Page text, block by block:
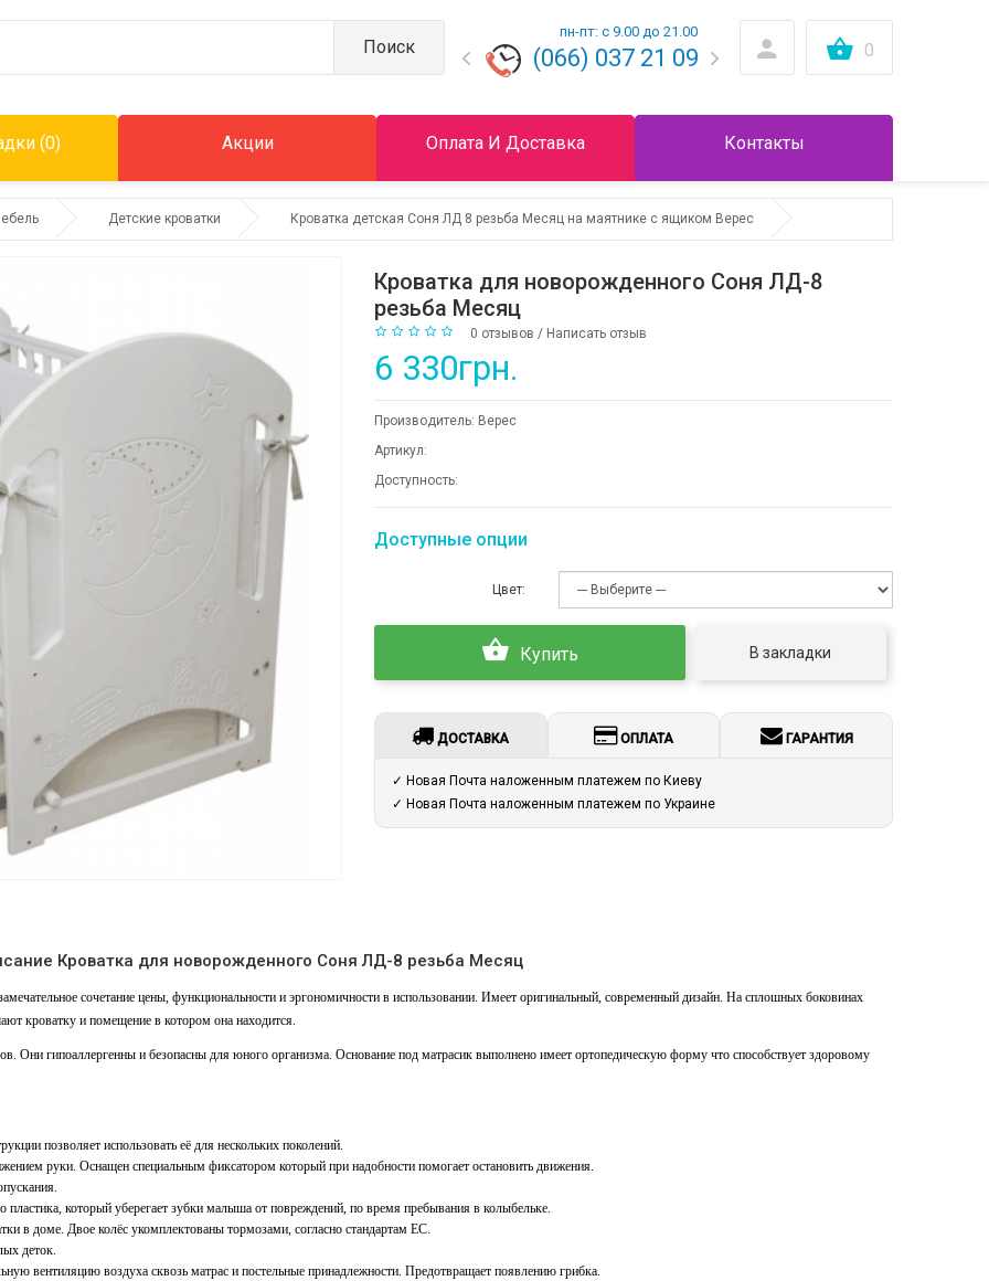
0
Поиск
пн-пт: с 9.00 до 21.00
(066) 037 21 09
(0) Акции Оплата И Доставка Контакты
Детские кроватки Кроватка детская Соня ЛД 8 резьба Месяц на маятнике с ящиком Верес
Кроватка для новорожденного Соня ЛД-8
резьба Месяц
0 отзывов / Написать отзыв
6 330грн.
Производитель: Верес
Артикул:
Доступность:
Доступные опции
Цвет:
Купить В закладки
ДОСТАВКА ОПЛАТА ГАРАНТИЯ
✓ Новая Почта наложенным платежем по Киеву
✓ Новая Почта наложенным платежем по Украине
Кроватка для новорожденного Соня ЛД-8 резьба Месяц
сочетание цены, функциональности и эргономичности в использовании. Имеет оригинальный, современный дизайн. На сплошных боковинах
кроватку и помещение в котором она находится.
Они гипоаллергенны и безопасны для юного организма. Основание под матрасик выполнено имеет ортопедическую форму что способствует здоровому
позволяет использовать её для нескольких поколений.
руки. Оснащен специальным фиксатором который при надобности помогает остановить движения.
который уберегает зубки малыша от повреждений, по время пребывания в колыбельке.
в доме. Двое колёс укомплектованы тормозами, согласно стандартам ЕС.
деток.
вентиляцию воздуха сквозь матрас и постельные принадлежности. Предотвращает появлению грибка.